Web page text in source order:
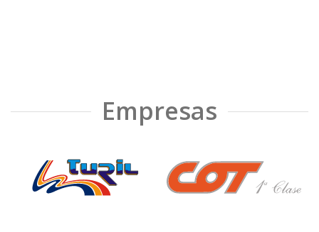
Empresas
❮ ❯